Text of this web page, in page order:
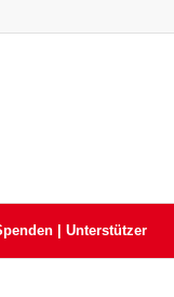
| Unterstützer